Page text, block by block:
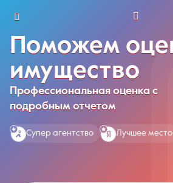
Избранное
0 объявлений
Недвижимость
Поможем оценить
имущество
Профессиональная оценка с
подробным отчетом
Супер агентство Лучшее место